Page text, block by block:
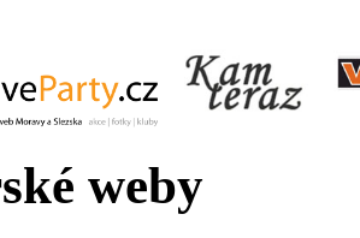
weby